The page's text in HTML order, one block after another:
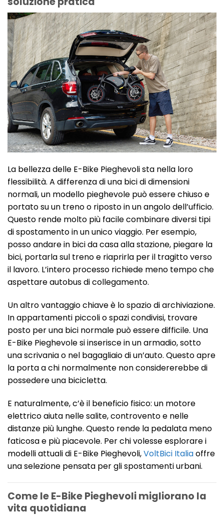
La bellezza delle E-Bike Pieghevoli sta nella loro
flessibilità. A differenza di una bici di dimensioni
normali, un modello pieghevole può essere chiuso e
portato su un treno o riposto in un angolo dell’ufficio.
Questo rende molto più facile combinare diversi tipi
di spostamento in un unico viaggio. Per esempio,
posso andare in bici da casa alla stazione, piegare la
bici, portarla sul treno e riaprirla per il tragitto verso
il lavoro. L’intero processo richiede meno tempo che
aspettare autobus di collegamento.
Un altro vantaggio chiave è lo spazio di archiviazione.
In appartamenti piccoli o spazi condivisi, trovare
posto per una bici normale può essere difficile. Una
E-Bike Pieghevole si inserisce in un armadio, sotto
una scrivania o nel bagagliaio di un’auto. Questo apre
la porta a chi normalmente non considererebbe di
possedere una bicicletta.
E naturalmente, c’è il beneficio fisico: un motore
elettrico aiuta nelle salite, controvento e nelle
distanze più lunghe. Questo rende la pedalata meno
faticosa e più piacevole. Per chi volesse esplorare i
modelli attuali di E-Bike Pieghevoli,VoltBici Italiaoffre
una selezione pensata per gli spostamenti urbani.
Come le E-Bike Pieghevoli migliorano la
vita quotidiana